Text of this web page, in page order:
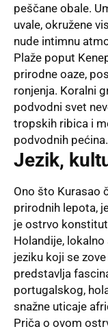
peščane obale.
uvale, okružene
nude intimnu
Plaže poput
prirodne oaze,
ronjenja. Koralni
podvodni svet
tropskih ribica i
podvodnih pećina.
Jezik,
Ono što Kurasao
prirodnih lepota,
je ostrvo
Holandije,
jeziku koji se
predstavlja
portugalskog,
snažne uticaje
Priča o ovom